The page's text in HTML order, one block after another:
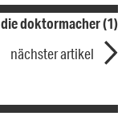
die doktormacher (1)
nächster artikel